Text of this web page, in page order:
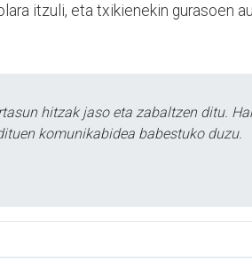
itzuli, eta txikienekin gurasoen
hitzak jaso eta zabaltzen ditu.
komunikabidea babestuko duzu.